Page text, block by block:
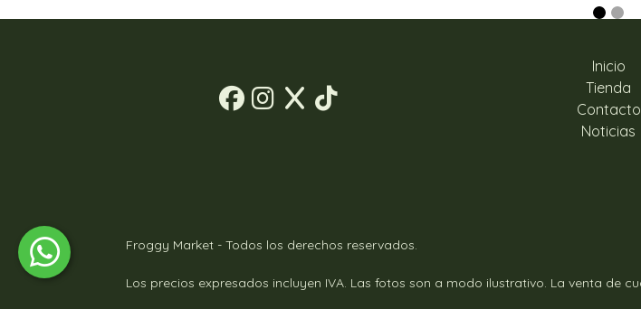
Inicio
Tienda
Contacto
Noticias
Froggy Market - Todos los derechos reservados.
Los precios expresados incluyen IVA. Las fotos son a modo ilustrativo. La venta de